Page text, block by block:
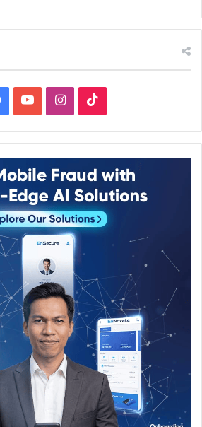
Facebook
YouTubeInstagram